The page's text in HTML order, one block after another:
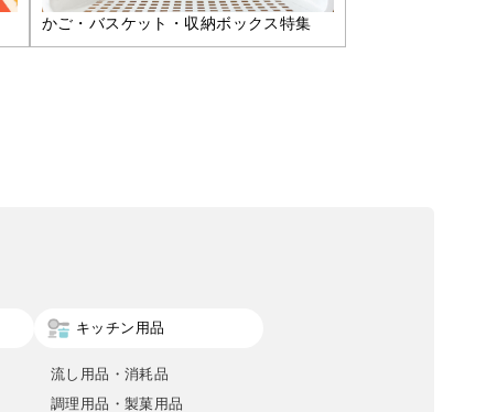
かご・バスケット・収納ボックス特集
キッチン用品
流し用品・消耗品
調理用品・製菓用品